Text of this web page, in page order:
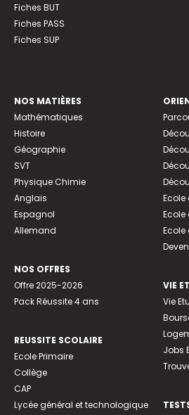
Fiches BUT
Fiches PASS
Fiches SUP
NOS MATIÈRES
Mathématiques
Histoire
Géographie
SVT
Physique Chimie
Anglais
Espagnol
Allemand
NOS OFFRES
Offre 2025-2026
Pack Réussite 4 ans
REUSSITE SCOLAIRE
Ecole Primaire
Collège
CAP
Lycée général et technologique
Ecole
Ecole
VIE
Vie
Jobs